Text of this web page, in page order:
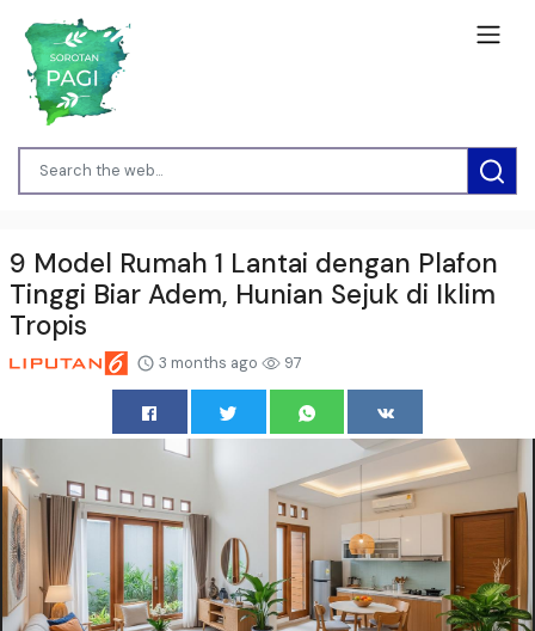
9 Model Rumah 1 Lantai dengan Plafon
Tinggi Biar Adem, Hunian Sejuk di Iklim
Tropis
3 months ago 97